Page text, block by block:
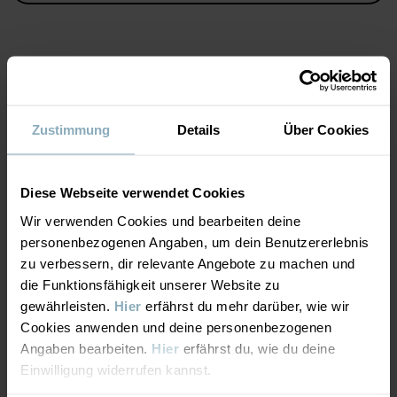
Zustimmung Details Über Cookies
Diese Webseite verwendet Cookies
Wir verwenden Cookies und bearbeiten deine
personenbezogenen Angaben, um dein Benutzererlebnis
zu verbessern, dir relevante Angebote zu machen und
die Funktionsfähigkeit unserer Website zu
gewährleisten. Hier erfährst du mehr darüber, wie wir
Cookies anwenden und deine personenbezogenen
Angaben bearbeiten. Hier erfährst du, wie du deine
Einwilligung widerrufen kannst.
Größe 50–62 hat Druckknöpfe an beiden Schultern.
Fabrik:Shunde Gain Rich Garment Co Ltd
Weiterlesen
Material
95% Cotton Organic
5% Elastane
Pflegehinweise
WASCHEN
Maschinenwäsche 40 °C
NACHHALTIGKEIT
LIEFERUNG UND RÜCKSENDUNG
Lieferung & Rücksendung
Lieferung
Wir liefern versandkostenfrei ab 69€. Die Lieferzeit beträgt 3–5
DAS KÖNNTE DIR AUCH GEFALLEN
PO.P 50 COLLECTION